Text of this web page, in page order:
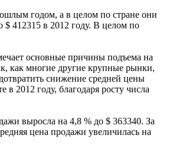
годом, а в целом по стране они
$ 412315 в 2012 году. В целом по
основные причины подъема на
как многие другие крупные рынки,
снижение средней цены
2012 году, благодаря росту числа
выросла на 4,8 % до $ 363340. За
цена продажи увеличилась на